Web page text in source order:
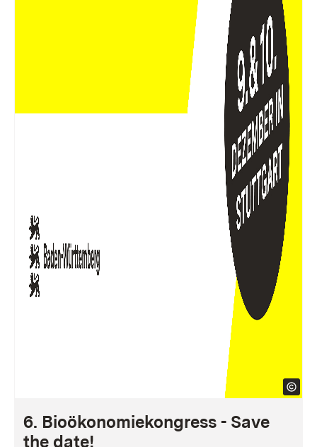
6. Bioökonomiekongress - Save
the date!